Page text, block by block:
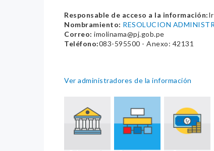
Responsable de acceso a la información:
Nombramiento: RESOLUCION
Correo: imolinama@pj.gob.pe
Teléfono:083-595500 - Anexo: 42131
Ver administradores de la información